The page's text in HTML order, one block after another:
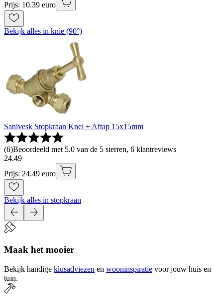
Prijs: 10.39 euro
Bekijk alles in knie (90°)
Sanivesk Stopkraan Knel + Aftap 15x15mm
(6)Beoordeeld met 5.0 van de 5 sterren, 6 klantreviews
24.49
Prijs: 24.49 euro
Bekijk alles in stopkraan
Maak het mooier
Bekijk handige klusadviezen en wooninspiratie voor jouw huis en
tuin.